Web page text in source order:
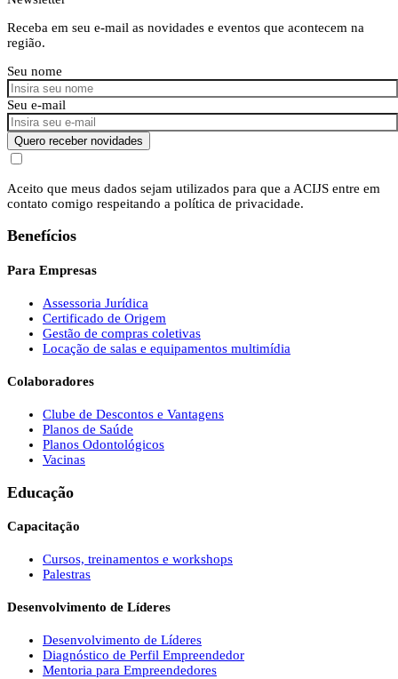
Receba em seu e-mail as novidades e eventos que acontecem na
região.
Seu nome
Seu e-mail
Quero receber novidades
Aceito que meus dados sejam utilizados para que a ACIJS entre em
contato comigo respeitando a política de privacidade.
Benefícios
Para Empresas
Assessoria Jurídica
Certificado de Origem
Gestão de compras coletivas
Locação de salas e equipamentos multimídia
Colaboradores
Clube de Descontos e Vantagens
Planos de Saúde
Planos Odontológicos
Vacinas
Educação
Capacitação
Cursos, treinamentos e workshops
Palestras
Desenvolvimento de Líderes
Desenvolvimento de Líderes
Diagnóstico de Perfil Empreendedor
Mentoria para Empreendedores